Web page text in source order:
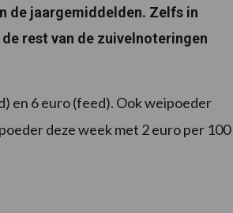
de jaargemiddelden. Zelfs in
rest van de zuivelnoteringen
en 6 euro (feed). Ook weipoeder
deze week met 2 euro per 100